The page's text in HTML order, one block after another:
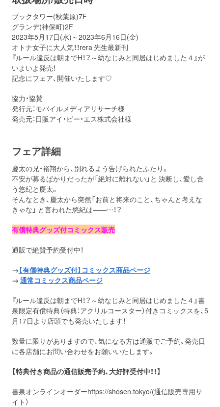
ブックタワー(秋葉原)7F
グランデ(神保町)2F
2023年5月17日(水)～2023年6月16日(金)
オトナ女子に大人気！！rera 先生最新刊
『ルール違反は朝までH！？～幼なじみと同居はじめました４』が
いよいよ発売！
記念にフェア、開催いたします♡
協力・協賛
発行元：モバイルメディアリサーチ様
発売元：日販アイ・ピー・エス株式会社様
フェア詳細
慶太の兄・裕翔から、別れるよう告げられたふたり。
不安が募るばかりだったが「絶対に離れない」と 決断し、愛し合
う悠紀と慶太。
そんなとき、慶太から突然「お前と将来のこと、ちゃんと考えな
きゃな」 と言われた悠紀は――…！？
有償特典グッズ付コミックス販売
通販で絶賛予約受付中！
→【有償特典グッズ付】コミックス商品ページ
→ 通常コミックス商品ページ
『ルール違反は朝までH！？～幼なじみと同居はじめました４』書
泉限定有償特典（特典：アクリルコースター）付きコミックスを、5
月17日より店頭でも発売いたします！
数量に限りがありますので、気になる方は通販でご予約、発売日
に各店舗にお問い合わせをお願いいたします。
【特典付き商品の通信販売予約、大好評受付中！！】
書泉オンラインオーダーhttps://shosen.tokyo/(通信販売専用サ
イト）